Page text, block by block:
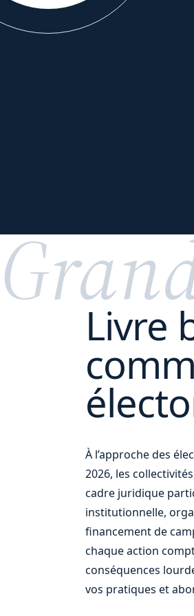
Livre
À l’approche des
2026, les
cadre juridique
institutionnelle,
financement de
chaque action
conséquences
vos pratiques et